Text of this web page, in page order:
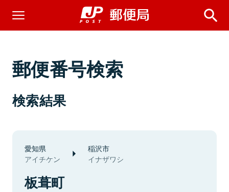
郵便番号検索
検索結果
愛知県
アイチケン
稲沢市
イナザワシ
板葺町